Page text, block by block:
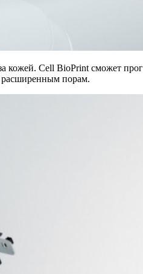
кожей. Cell BioPrint сможет
расширенным порам.